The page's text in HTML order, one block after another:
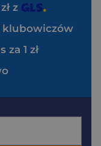
z
klubowiczów
za 1 zł